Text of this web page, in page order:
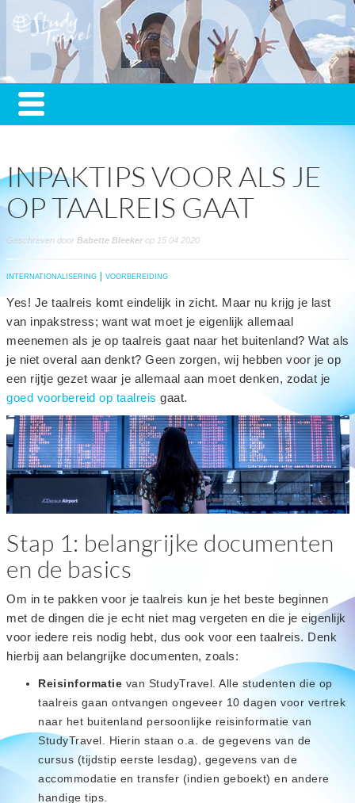
INPAKTIPS VOOR ALS JE
OP TAALREIS GAAT
Geschreven door Babette Bleekerop 15 04 2020
INTERNATIONALISERING VOORBEREIDING
Yes! Je taalreis komt eindelijk in zicht. Maar nu krijg je last
van inpakstress; want wat moet je eigenlijk allemaal
meenemen als je op taalreis gaat naar het buitenland? Wat als
je niet overal aan denkt? Geen zorgen, wij hebben voor je op
een rijtje gezet waar je allemaal aan moet denken, zodat je
goed voorbereid op taalreis gaat.
Stap 1: belangrijke documenten
en de basics
Om in te pakken voor je taalreis kun je het beste beginnen
met de dingen die je echt niet mag vergeten en die je eigenlijk
voor iedere reis nodig hebt, dus ook voor een taalreis. Denk
hierbij aan belangrijke documenten, zoals:
Reisinformatie van StudyTravel. Alle studenten die op
taalreis gaan ontvangen ongeveer 10 dagen voor vertrek
naar het buitenland persoonlijke reisinformatie van
StudyTravel. Hierin staan o.a. de gegevens van de
cursus (tijdstip eerste lesdag), gegevens van de
accommodatie en transfer (indien geboekt) en andere
handige tips.